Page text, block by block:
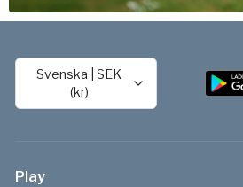
Svenska |SEK
(kr)
Play